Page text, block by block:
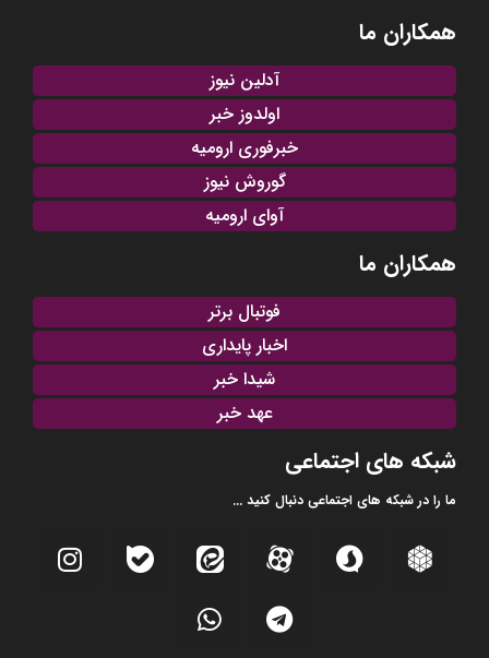
همکاران ما
آدلین نیوز
اولدوز خبر
خبرفوری ارومیه
گوروش نیوز
آوای ارومیه
همکاران ما
فوتبال برتر
اخبار پایداری
شیدا خبر
عهد خبر
شبکه های اجتماعی
ما را در شبکه های اجتماعی دنبال کنید ...